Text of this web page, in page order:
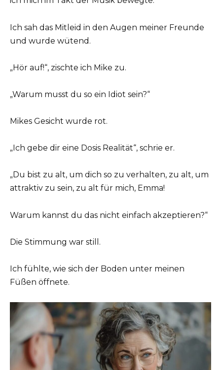
Ich sah das Mitleid in den Augen meiner Freunde
und wurde wütend.
„Hör auf!“, zischte ich Mike zu.
„Warum musst du so ein Idiot sein?“
Mikes Gesicht wurde rot.
„Ich gebe dir eine Dosis Realität“, schrie er.
„Du bist zu alt, um dich so zu verhalten, zu alt, um
attraktiv zu sein, zu alt für mich, Emma!
Warum kannst du das nicht einfach akzeptieren?“
Die Stimmung war still.
Ich fühlte, wie sich der Boden unter meinen
Füßen öffnete.